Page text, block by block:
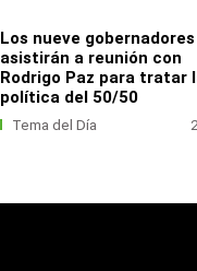
Los nueve gobernadores
asistirán a reunión con
Rodrigo Paz para tratar
política del 50/50
Tema del Día